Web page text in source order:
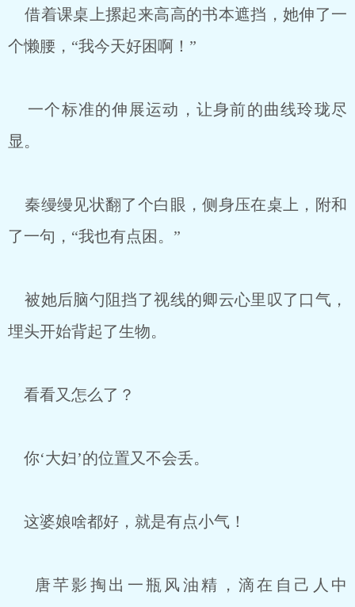
借着课桌上摞起来高高的书本遮挡，她伸了一
个懒腰，“我今天好困啊！”
一个标准的伸展运动，让身前的曲线玲珑尽
显。
秦缦缦见状翻了个白眼，侧身压在桌上，附和
了一句，“我也有点困。”
被她后脑勺阻挡了视线的卿云心里叹了口气，
埋头开始背起了生物。
看看又怎么了？
你‘大妇’的位置又不会丢。
这婆娘啥都好，就是有点小气！
唐芊影掏出一瓶风油精，滴在自己人中